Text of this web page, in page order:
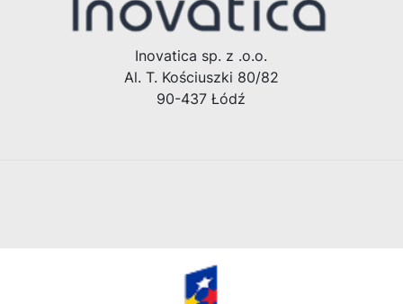
Inovatica sp. z .o.o.
Al. T. Kościuszki 80/82
90-437 Łódź